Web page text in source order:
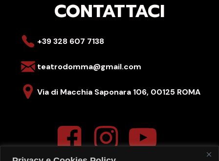
CONTATTACI
+39 328 607 7138
teatrodomma@gmail.com
Via di Macchia Saponara 106, 00125 ROMA